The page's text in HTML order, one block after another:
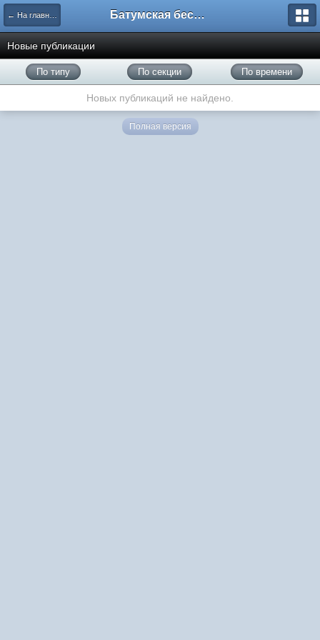
← На главную Батумская беседка
Новые публикации
По типу По секции По времени
Новых публикаций не найдено.
Полная версия